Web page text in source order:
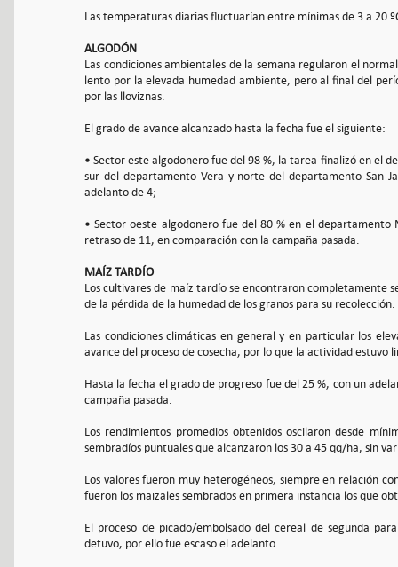
Las temperaturas diarias fluctuarían entre mínimas de 3 a 20
ALGODÓN
Las condiciones ambientales de la semana regularon el
lento por la elevada humedad ambiente, pero al final del
por las lloviznas.
El grado de avance alcanzado hasta la fecha fue el siguiente:
• Sector este algodonero fue del 98 %, la tarea finalizó en el
sur del departamento Vera y norte del departamento San
adelanto de 4;
• Sector oeste algodonero fue del 80 % en el
retraso de 11, en comparación con la campaña pasada.
MAÍZ TARDÍO
Los cultivares de maíz tardío se encontraron completamente
de la pérdida de la humedad de los granos para su recolección.
Las condiciones climáticas en general y en particular los
avance del proceso de cosecha, por lo que la actividad estuvo
Hasta la fecha el grado de progreso fue del 25 %, con un
campaña pasada.
Los rendimientos promedios obtenidos oscilaron desde
sembradíos puntuales que alcanzaron los 30 a 45 qq/ha, sin
Los valores fueron muy heterogéneos, siempre en relación
fueron los maizales sembrados en primera instancia los que
El proceso de picado/embolsado del cereal de segunda
detuvo, por ello fue escaso el adelanto.